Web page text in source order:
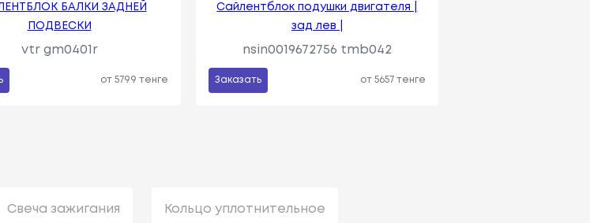
БАЛКИ ЗАДНЕЙ
ПОДВЕСКИ
vtr gm0401r
от 5799 тенге
Сайлентблок подушки двигателя |
зад лев |
nsin0019672756 tmb042
Заказать от 5657 тенге
Свеча зажигания Кольцо уплотнительное